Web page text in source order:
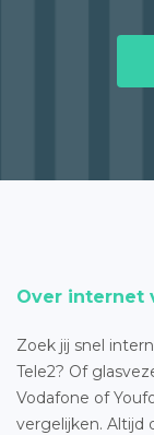
Over internet
Zoek jij snel
Tele2? Of
Vodafone of
vergelijken. Altijd